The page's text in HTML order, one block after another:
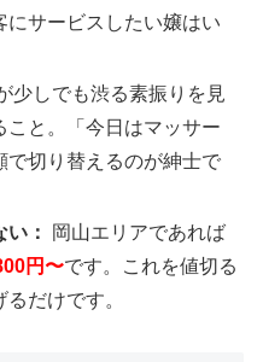
サービスしたい嬢はい
少しでも渋る素振りを見
と。「今日はマッサー
で切り替えるのが紳士で
：
岡山エリアであれば
円〜です。これを値切る
だけです。